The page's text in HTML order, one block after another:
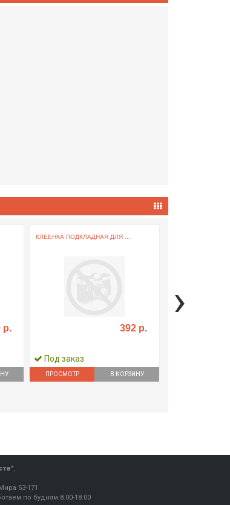
р.
КЛЕЕНКА ПОДКЛАДНАЯ ДЛЯ ...
392 р.
Под заказ
ПРОСМОТР В КОРЗИНУ
›
,
53-171
по будням 8.00-18.00